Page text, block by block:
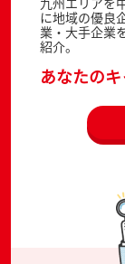
に地域の優良
業・大手企業
紹介。
あなたの